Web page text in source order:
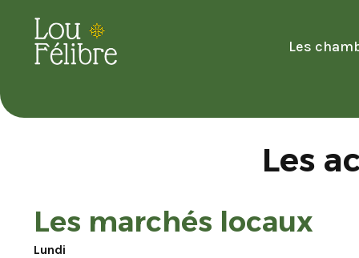
Les
Les
Les marchés locaux
Lundi